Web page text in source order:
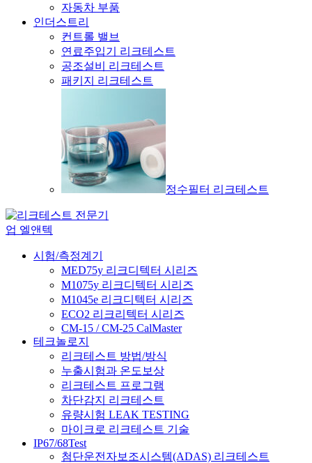
자동차 부품
인더스트리
컨트롤 밸브
연료주입기 리크테스트
공조설비 리크테스트
패키지 리크테스트
정수필터 리크테스트
시험/측정계기
MED75y 리크디텍터 시리즈
M1075y 리크디텍터 시리즈
M1045e 리크디텍터 시리즈
ECO2 리크리텍터 시리즈
CM-15 / CM-25 CalMaster
테크놀로지
리크테스트 방법/방식
누출시험과 온도보상
리크테스트 프로그램
차단감지 리크테스트
유량시험 LEAK TESTING
마이크로 리크테스트 기술
IP67/68Test
첨단운전자보조시스템(ADAS) 리크테스트